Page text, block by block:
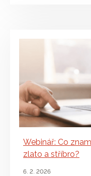
Webinář: Co
zlato a stříbro?
6. 2. 2026